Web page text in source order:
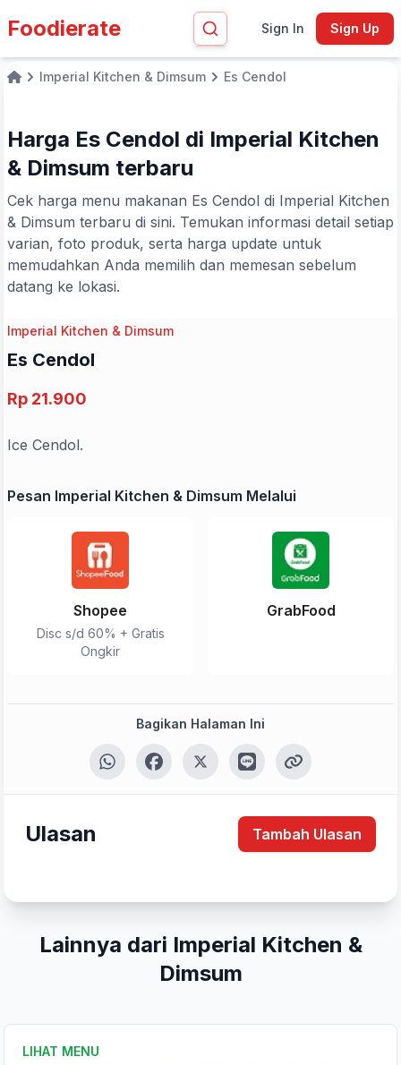
Foodierate Sign In Sign Up
HomeImperial Kitchen & Dimsum Es Cendol
Harga Es Cendol di Imperial Kitchen
& Dimsum terbaru
Cek harga menu makanan Es Cendol di Imperial Kitchen
& Dimsum terbaru di sini. Temukan informasi detail setiap
varian, foto produk, serta harga update untuk
memudahkan Anda memilih dan memesan sebelum
datang ke lokasi.
Imperial Kitchen & Dimsum
Es Cendol
Rp 21.900
Ice Cendol.
Pesan Imperial Kitchen & Dimsum Melalui
Shopee
Disc s/d 60% + Gratis
Ongkir
GrabFood
Bagikan Halaman Ini
Ulasan Tambah Ulasan
Lainnya dari Imperial Kitchen &
Dimsum
LIHAT MENU